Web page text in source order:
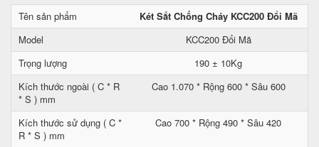
Tên sản phẩm
Két Sắt Chống Cháy KCC200 Đổi Mã
Model
KCC200 Đổi Mã
Trọng lượng
190 ± 10Kg
Kích thước ngoài ( C * R
* S ) mm
Cao 1.070 * Rộng 600 * Sâu 600
Kích thước sử dụng ( C *
R * S ) mm
Cao 700 * Rộng 490 * Sâu 420